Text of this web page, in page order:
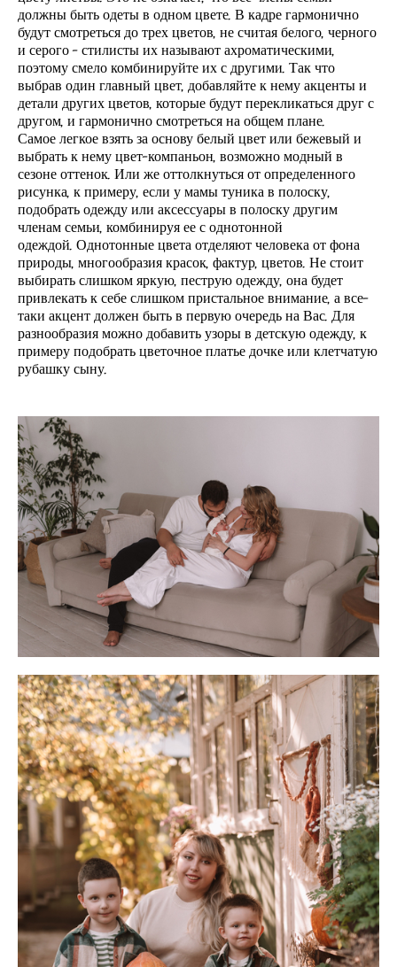
должны быть одеты в одном цвете. В кадре гармонично
будут смотреться до трех цветов, не считая белого, черного
и серого - стилисты их называют ахроматическими,
поэтому смело комбинируйте их с другими. Так что
выбрав один главный цвет, добавляйте к нему акценты и
детали других цветов, которые будут перекликаться друг с
другом, и гармонично смотреться на общем плане.
Самое легкое взять за основу белый цвет или бежевый и
выбрать к нему цвет-компаньон, возможно модный в
сезоне оттенок. Или же оттолкнуться от определенного
рисунка, к примеру, если у мамы туника в полоску,
подобрать одежду или аксессуары в полоску другим
членам семьи, комбинируя ее с однотонной
одеждой. Однотонные цвета отделяют человека от фона
природы, многообразия красок, фактур, цветов. Не стоит
выбирать слишком яркую, пеструю одежду, она будет
привлекать к себе слишком пристальное внимание, а все-
таки акцент должен быть в первую очередь на Вас. Для
разнообразия можно добавить узоры в детскую одежду, к
примеру подобрать цветочное платье дочке или клетчатую
рубашку сыну.